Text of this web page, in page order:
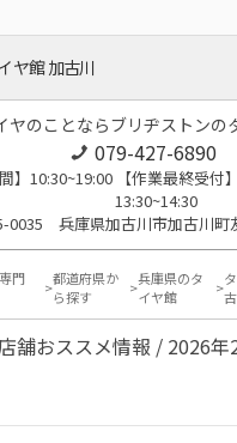
ヤ館 加古川
ヤのことならブリヂストンの
079-427-6890
】10:30~19:00 【作業最終受付
13:30~14:30
0035 兵庫県加古川市加古川町
門
都道府県か
ら探す
兵庫県のタ
イヤ館
舗おススメ情報 / 2026年